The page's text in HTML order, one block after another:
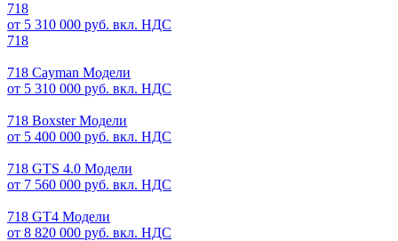
718
от 5 310 000 руб. вкл. НДС
718
718 Cayman Модели
от 5 310 000 руб. вкл. НДС
718 Boxster Модели
от 5 400 000 руб. вкл. НДС
718 GTS 4.0 Модели
от 7 560 000 руб. вкл. НДС
718 GT4 Модели
от 8 820 000 руб. вкл. НДС